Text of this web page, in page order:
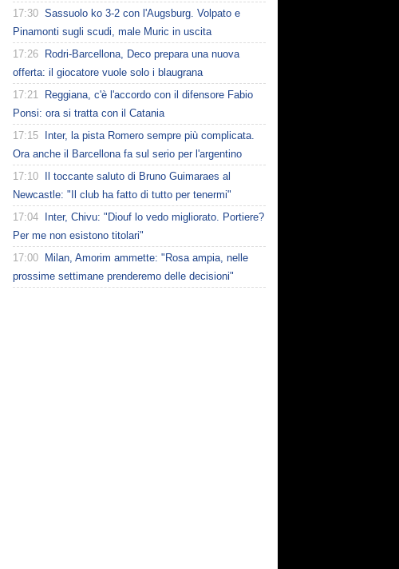
17:30 Sassuolo ko 3-2 con l'Augsburg. Volpato e
Pinamonti sugli scudi, male Muric in uscita
17:26
Rodri-Barcellona, Deco prepara una nuova
offerta: il giocatore vuole solo i blaugrana
17:21
Reggiana, c'è l'accordo con il difensore Fabio
Ponsi: ora si tratta con il Catania
17:15
Inter, la pista Romero sempre più complicata.
Ora anche il Barcellona fa sul serio per l'argentino
17:10
Il toccante saluto di Bruno Guimaraes al
Newcastle: "Il club ha fatto di tutto per tenermi"
17:04
Inter, Chivu: "Diouf lo vedo migliorato. Portiere?
Per me non esistono titolari"
17:00
Milan, Amorim ammette: "Rosa ampia, nelle
prossime settimane prenderemo delle decisioni"